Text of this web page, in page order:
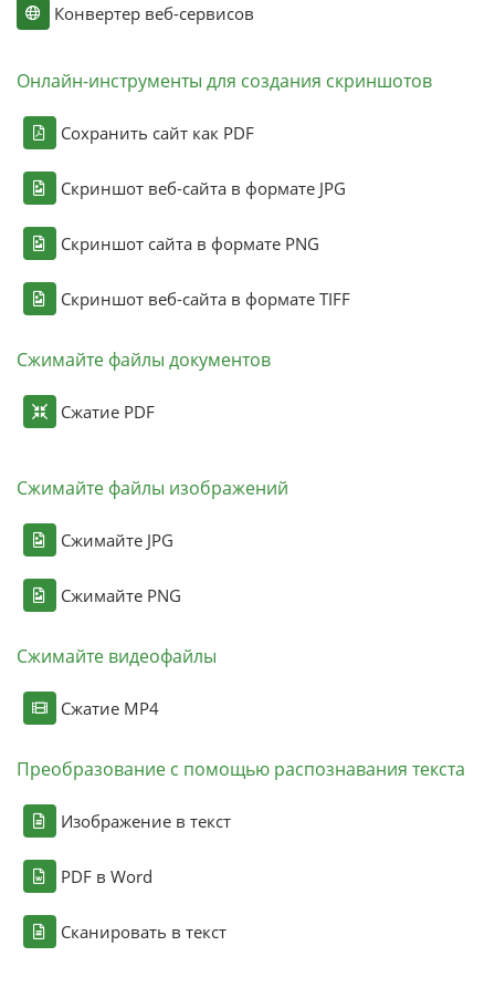
Конвертер веб-сервисов
Онлайн-инструменты для создания скриншотов
Сохранить сайт как PDF
Скриншот веб-сайта в формате JPG
Скриншот сайта в формате PNG
Скриншот веб-сайта в формате TIFF
Сжимайте файлы документов
Сжатие PDF
Сжимайте файлы изображений
Сжимайте JPG
Сжимайте PNG
Сжимайте видеофайлы
Сжатие MP4
Преобразование с помощью распознавания текста
Изображение в текст
PDF в Word
Сканировать в текст